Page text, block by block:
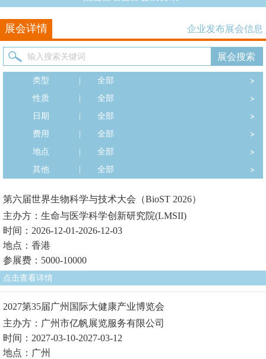
展会详情 企业发布展会信息
类型
全部
性质
全部
日期
全部
费用
全部
地点
全部
其他
全部
第六届世界生物科学与技术大会（BioST 2026）
主办方：生命与医学科学创新研究院(LMSII)
时间：2026-12-01-2026-12-03
地点：香港
参展费：5000-10000
点击查看详情
2027第35届广州国际大健康产业博览会
主办方：广州市亿帆展览服务有限公司
时间：2027-03-10-2027-03-12
地点：广州